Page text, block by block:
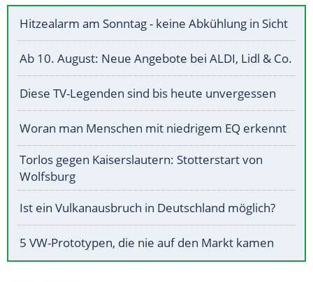
Hitzealarm am Sonntag - keine Abkühlung in Sicht
Ab 10. August: Neue Angebote bei ALDI, Lidl & Co.
Diese TV-Legenden sind bis heute unvergessen
Woran man Menschen mit niedrigem EQ erkennt
Torlos gegen Kaiserslautern: Stotterstart von
Wolfsburg
Ist ein Vulkanausbruch in Deutschland möglich?
5 VW-Prototypen, die nie auf den Markt kamen